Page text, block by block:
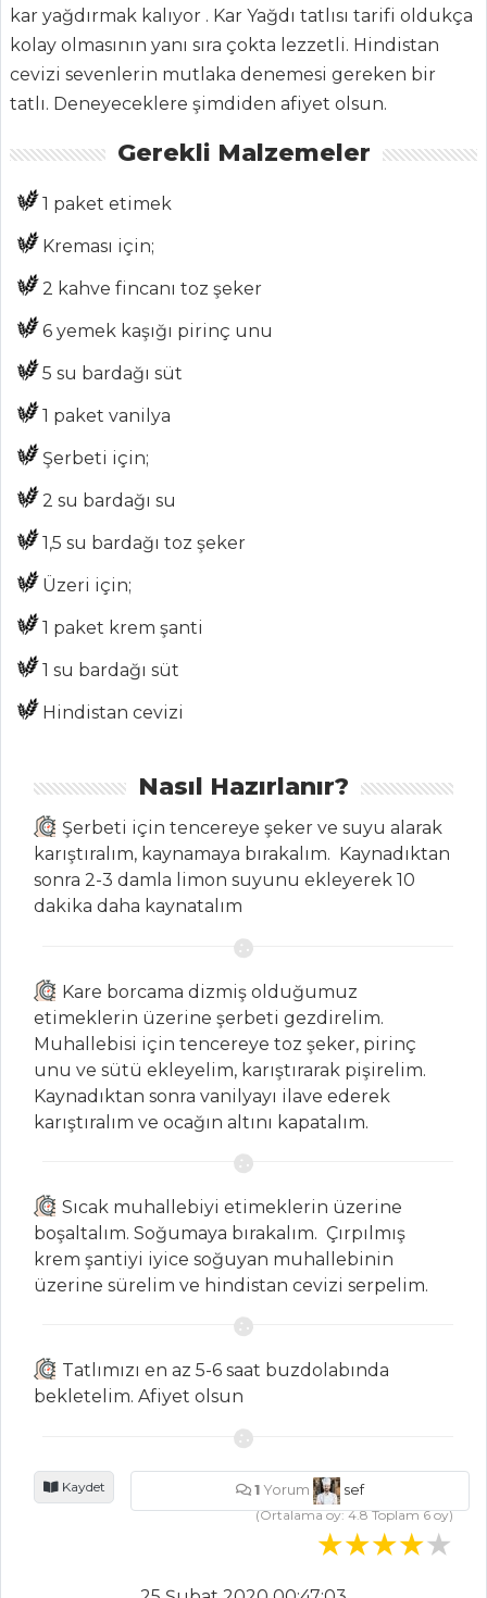
Medya
Aktüel
Chefs
Haber
ŞEFİN TARİFLERİ
MENÜLER
Tüm
Kategoriler
ET YEMEKLERI
Beef Stew With
Çömlekte Belen
Tava
KUZU ETLİ
Tarifleri
KURABİYELER
LOKUL
ELMALI KAFES
PILAV VE
MAKARNA
VİŞNELİ PİLAV
Kepekli Fit
Spagetti
Pilav ve Makarna
MASTERCHEF
frigya dolması tarifi.
Püf noktalarıyla
kar yağdırmak kalıyor . Kar Yağdı tatlısı tarifi oldukça
kolay olmasının yanı sıra çokta lezzetli. Hindistan
cevizi sevenlerin mutlaka denemesi gereken bir
tatlı. Deneyeceklere şimdiden afiyet olsun.
Gerekli Malzemeler
1 paket etimek
Kreması için;
2 kahve fincanı toz şeker
6 yemek kaşığı pirinç unu
5 su bardağı süt
1 paket vanilya
Şerbeti için;
2 su bardağı su
1,5 su bardağı toz şeker
Üzeri için;
1 paket krem şanti
1 su bardağı süt
Hindistan cevizi
Nasıl Hazırlanır?
Şerbeti için tencereye şeker ve suyu alarak
karıştıralım, kaynamaya bırakalım. Kaynadıktan
sonra 2-3 damla limon suyunu ekleyerek 10
dakika daha kaynatalım
Kare borcama dizmiş olduğumuz
etimeklerin üzerine şerbeti gezdirelim.
Muhallebisi için tencereye toz şeker, pirinç
unu ve sütü ekleyelim, karıştırarak pişirelim.
Kaynadıktan sonra vanilyayı ilave ederek
karıştıralım ve ocağın altını kapatalım.
Sıcak muhallebiyi etimeklerin üzerine
boşaltalım. Soğumaya bırakalım. Çırpılmış
krem şantiyi iyice soğuyan muhallebinin
üzerine sürelim ve hindistan cevizi serpelim.
Tatlımızı en az 5-6 saat buzdolabında
bekletelim. Afiyet olsun
Kaydet 1 Yorum
sef
(Ortalama oy:4.8Toplam6oy)